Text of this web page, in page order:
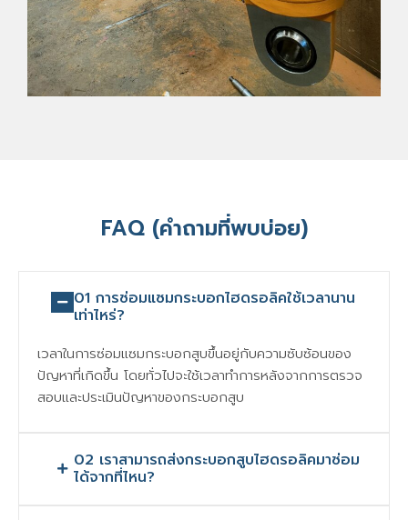
FAQ (คำถามที่พบบ่อย)
01 การซ่อมแซมกระบอกไฮดรอลิคใช้เวลานาน
เท่าไหร่?
เวลาในการซ่อมแซมกระบอกสูบขึ้นอยู่กับความซับซ้อนของ
ปัญหาที่เกิดขึ้น โดยทั่วไปจะใช้เวลาทำการหลังจากการตรวจ
สอบและประเมินปัญหาของกระบอกสูบ
02 เราสามารถส่งกระบอกสูบไฮดรอลิคมาซ่อม
ได้จากที่ไหน?